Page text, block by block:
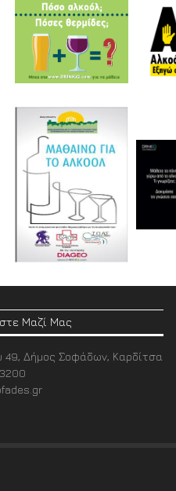
Μαζί Μας
49, Δήμος Σοφάδων, Καρδίτσα